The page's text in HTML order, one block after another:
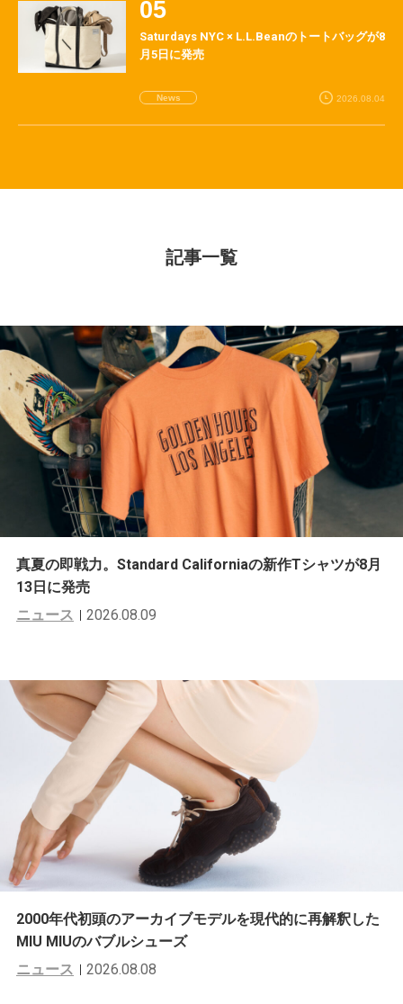
Saturdays NYC × L.L.Beanのトートバッグが8
月5日に発売
News 2026.08.04
記事一覧
真夏の即戦力。Standard Californiaの新作Tシャツが8月
13日に発売
ニュース
2026.08.09
2000年代初頭のアーカイブモデルを現代的に再解釈した
MIU MIUのバブルシューズ
ニュース
2026.08.08